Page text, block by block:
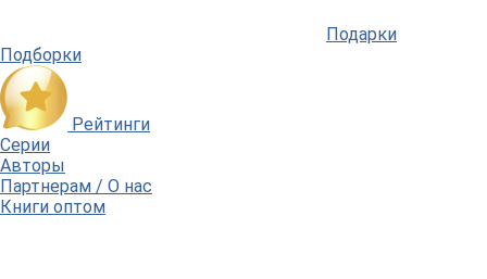
Подарки
Подборки
Рейтинги
Серии
Авторы
Партнерам / О нас
Книги оптом